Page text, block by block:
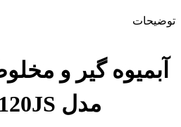
توضیحات
مدل PD-P120JS